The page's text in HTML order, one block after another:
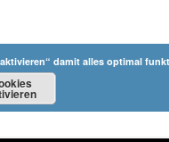
damit alles optimal